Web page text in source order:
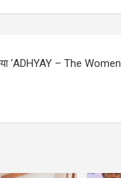
e
a
ail py
n
ar
‘ADHYAY – The Women